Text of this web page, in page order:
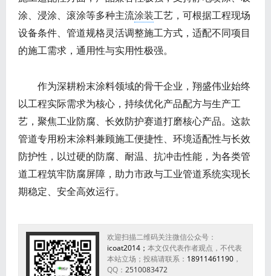
涂、浸涂、滚涂等多种主流涂装工艺，可根据工程现场
设备条件、管道规格灵活调整施工方式，适配不同项目
的施工需求，通用性与实用性极强。
作为深耕粉末涂料领域的骨干企业，翔盛伟业始终
以工程实际需求为核心，持续优化产品配方与生产工
艺，聚焦工业防腐、长效防护赛道打磨核心产品。这款
管道专用粉末涂料兼顾施工便捷性、环境适配性与长效
防护性，以过硬的防腐、耐温、抗冲击性能，为各类管
道工程筑牢防腐屏障，助力市政与工业管道系统实现长
期稳定、安全高效运行。
欢迎扫描二维码关注微信公众号：
icoat2014； 本文仅代表作者观点，不代表
本站立场；投稿请联系： 18911461190，
QQ： 2510083472